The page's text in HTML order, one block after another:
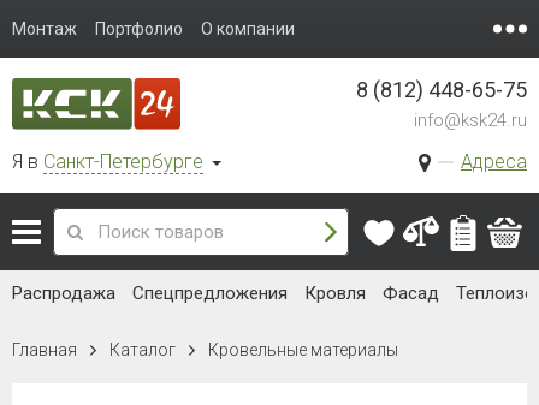
Монтаж Портфолио О компании
Я в Санкт-Петербурге Адреса
8 (812) 448-65-75
info@ksk24.ru
Распродажа Спецпредложения Кровля Фасад
Главная Каталог Кровельные материалы